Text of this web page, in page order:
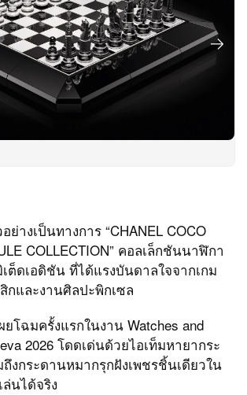
ย่างเป็นทางการ “CHANEL COCO
COLLECTION” คอลเล็กชันนาฬิกา
ต็ดเอดิชัน ที่ได้แรงบันดาลใจจากเกม
กและงานศิลปะพิกเซล
โฉมครั้งแรกในงาน Watches and
2026 โดดเด่นด้วยไอเท็มหายากระ
งกระดานหมากรุกฝังเพชรชิ้นเดียวใน
นได้จริง